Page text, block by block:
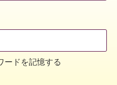
ードを記憶する